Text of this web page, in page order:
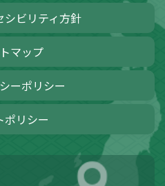
シビリティ方針
マップ
ーポリシー
ポリシー